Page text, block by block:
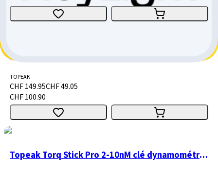
Topeak PakGo GearPack II - sac rigide
TOPEAK
CHF 149.95CHF 49.05
CHF 100.90
Topeak Torq Stick Pro 2-10nM clé dynamométrique